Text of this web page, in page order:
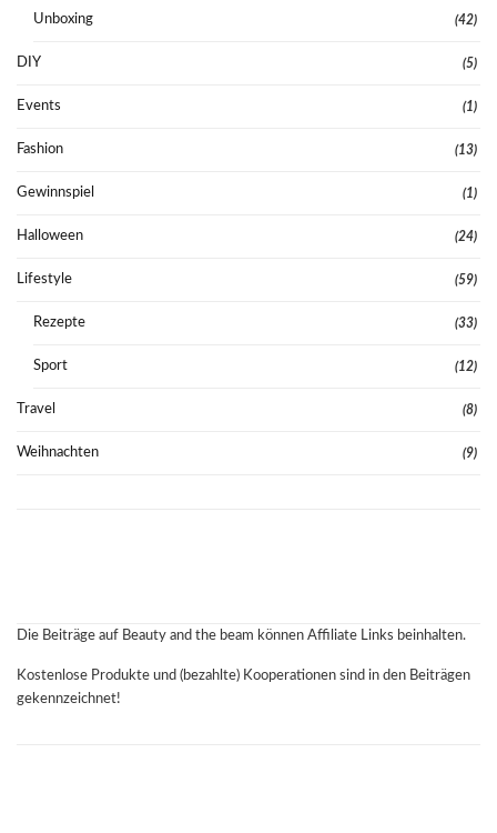
Unboxing (42)
DIY (5)
Events (1)
Fashion (13)
Gewinnspiel (1)
Halloween (24)
Lifestyle (59)
Rezepte (33)
Sport (12)
Travel (8)
Weihnachten (9)
Die Beiträge auf Beauty and the beam können Affiliate Links beinhalten.
Kostenlose Produkte und (bezahlte) Kooperationen sind in den Beiträgen
gekennzeichnet!